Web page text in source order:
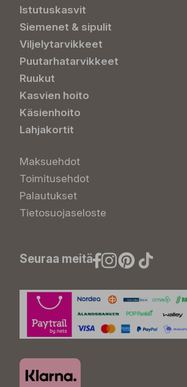
Istutuskasvit
Siemenet & sipulit
Viljelytarvikkeet
Puutarhatarvikkeet
Ruukut
Kasvien hoito
Käsienhoito
Lahjakortit
Maksuehdot
Toimitusehdot
Palautukset
Tietosuojaseloste
Seuraa meitä